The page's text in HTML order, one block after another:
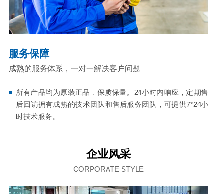
服务保障
成熟的服务体系，一对一解决客户问题
所有产品均为原装正品，保质保量。24小时内响应，定期售
后回访拥有成熟的技术团队和售后服务团队，可提供7*24小
时技术服务。
企业风采
CORPORATE STYLE